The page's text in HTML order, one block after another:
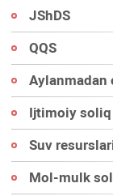
JShDS
QQS
Ijtimoiy soliq
Suv
Mol-mulk